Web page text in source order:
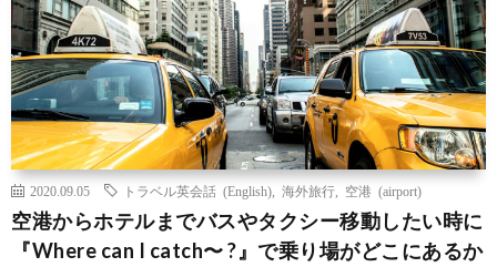
2020.09.05 トラベル英会話 (English) 海外旅行 空港 (airport)
空港からホテルまでバスやタクシー移動したい時に
『Where can I catch〜 ?』で乗り場がどこにあるか